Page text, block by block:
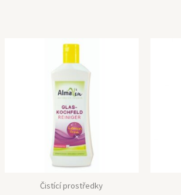
Čistící prostředky